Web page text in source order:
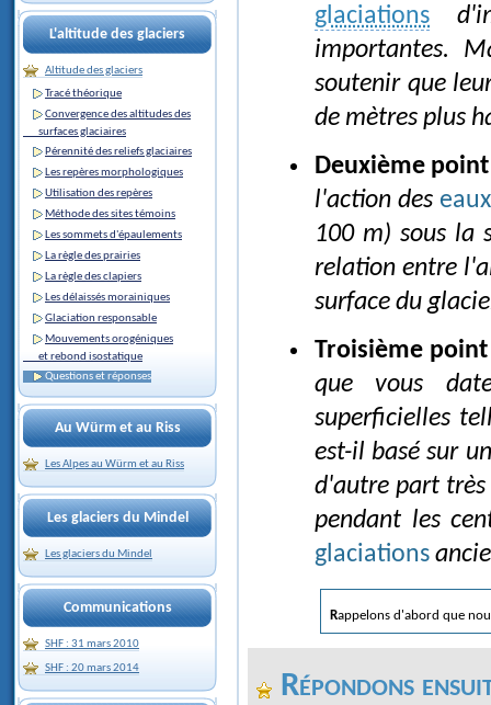
L'altitude des glaciers
Altitude des glaciers
Tracé théorique
Convergence des altitudes des
surfaces glaciaires
Pérennité des reliefs glaciaires
Les repères morphologiques
Utilisation des repères
Méthode des sites témoins
Les sommets d'épaulements
La règle des prairies
La règle des clapiers
Les délaissés morainiques
Glaciation responsable
Mouvements orogéniques
et rebond isostatique
Questions et réponses
Au Würm et au Riss
Les Alpes au Würm et au Riss
Les glaciers du Mindel
Les glaciers du Mindel
Communications
SHF : 31 mars 2010
SHF : 20 mars 2014
glaciations
importantes.
soutenir que
de mètres plus
Deuxième point
l'action des
100 m) sous la
relation entre
surface du
Troisième point
que vous
superficielles
est-il basé sur
d'autre part très
pendant les
glaciations
Rappelons d'abord que
Répondons